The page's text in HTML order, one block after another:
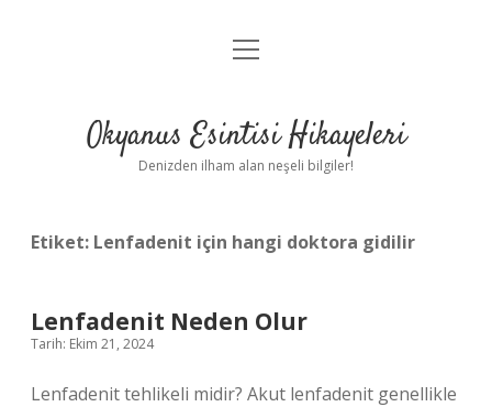
Anasayfa
Yasal Uyarı
menüyü
Okyanus Esintisi Hikayeleri
Denizden ilham alan neşeli bilgiler!
Etiket: Lenfadenit için hangi doktora gidilir
Lenfadenit Neden Olur
Tarih: Ekim 21, 2024
Lenfadenit tehlikeli midir? Akut lenfadenit genellikle